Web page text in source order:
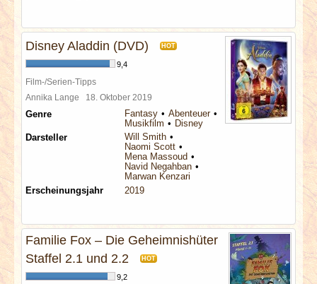
Disney Aladdin (DVD) HOT
9,4
Film-/Serien-Tipps
Annika Lange 18. Oktober 2019
Genre Fantasy
Abenteuer
Musikfilm
Disney
Darsteller
Will Smith
Naomi Scott
Mena Massoud
Navid Negahban
Marwan Kenzari
Erscheinungsjahr
2019
Familie Fox – Die Geheimnishüter
Staffel 2.1 und 2.2
HOT
9,2